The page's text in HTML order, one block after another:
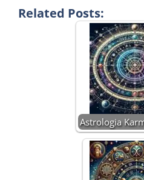
Related Posts:
Astrologia